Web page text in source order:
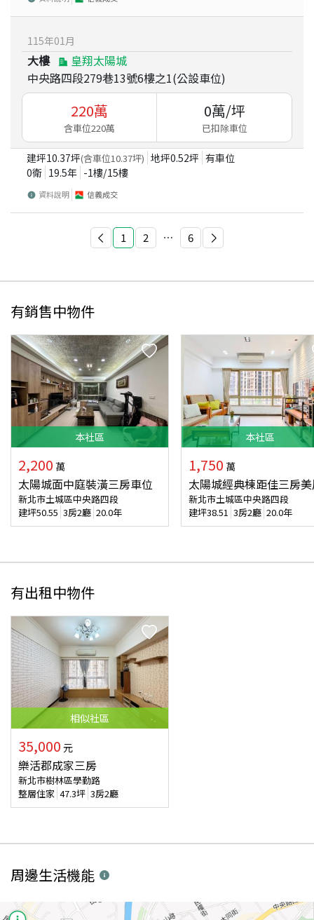
115年01月
大樓
皇翔太陽城
中央路四段279巷13號6樓之1(公設車位)
220萬
含車位220萬
0萬/坪
已扣除車位
建坪10.37坪(含車位10.37坪) 地坪0.52坪 有車位
0衛 19.5年 -1樓/15樓
資料說明 信義成交
1 2 ⋯ 6
有銷售中物件
本社區
2,200 萬
太陽城面中庭裝潢三房車位
新北市土城區中央路四段
建坪50.55 3房2廳 20.0年
本社區
1,750 萬
太陽城經典棟距佳三房
新北市土城區中央路四段
建坪38.51 3房2廳 20.0年
有出租中物件
相似社區
35,000 元
樂活郡成家三房
新北市樹林區學勤路
整層住家 47.3坪 3房2廳
周邊生活機能